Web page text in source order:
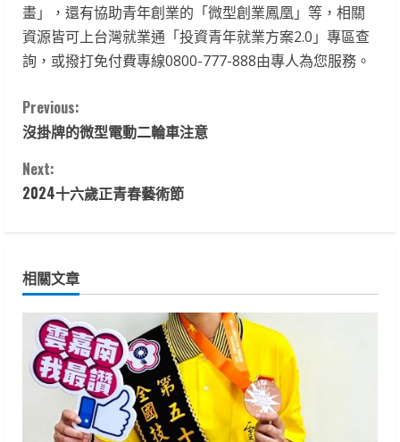
畫」，還有協助青年創業的「微型創業鳳凰」等，相關
資源皆可上台灣就業通「投資青年就業方案2.0」專區查
詢，或撥打免付費專線0800-777-888由專人為您服務。
C
o
n
i
n
e
Previous:
沒掛牌的微型電動二輪車注意
Next:
2024十六歲正青春藝術節
相關文章